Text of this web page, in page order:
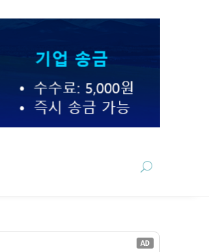
AD